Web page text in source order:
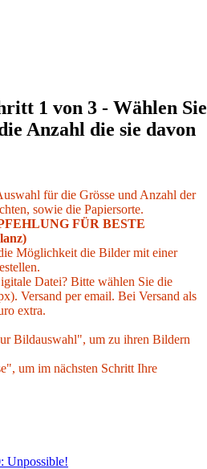
1 von 3 - Wählen Sie
Anzahl die sie davon
für die Grösse und Anzahl der
sowie die Papiersorte.
FÜR BESTE
Möglichkeit die Bilder mit einer
Datei? Bitte wählen Sie die
Versand per email. Bei Versand als
extra.
Bildauswahl", um zu ihren Bildern
um im nächsten Schritt Ihre